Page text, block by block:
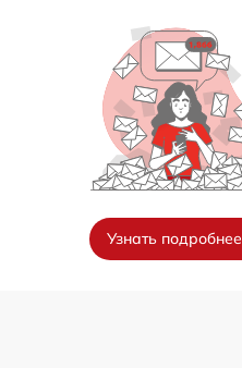
Узнать подробнее